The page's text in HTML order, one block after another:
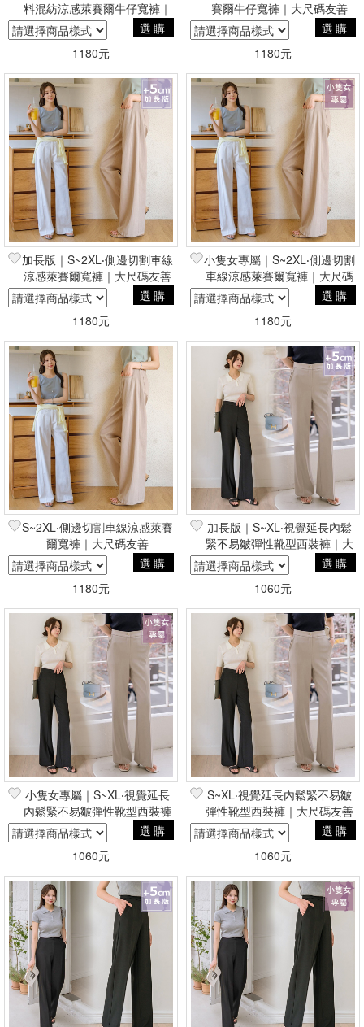
料混紡涼感萊賽爾牛仔寬褲｜
大尺碼友善
選購
1180元
賽爾牛仔寬褲｜大尺碼友善
選購
1180元
加長版｜S~2XL‧側邊切割車線
涼感萊賽爾寬褲｜大尺碼友善
選購
1180元
小隻女專屬｜S~2XL‧側邊切割
車線涼感萊賽爾寬褲｜大尺碼
友善
選購
1180元
S~2XL‧側邊切割車線涼感萊賽
爾寬褲｜大尺碼友善
選購
1180元
加長版｜S~XL‧視覺延長內鬆
緊不易皺彈性靴型西裝褲｜大
尺碼友善
選購
1060元
小隻女專屬｜S~XL‧視覺延長
內鬆緊不易皺彈性靴型西裝褲
｜大尺碼友善
選購
1060元
S~XL‧視覺延長內鬆緊不易皺
彈性靴型西裝褲｜大尺碼友善
選購
1060元